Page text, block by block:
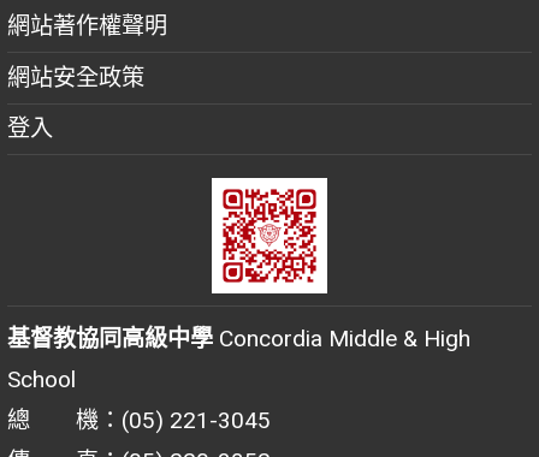
網站著作權聲明
網站安全政策
登入
基督教協同高級中學 Concordia Middle & High
School
總 機：(05) 221-3045